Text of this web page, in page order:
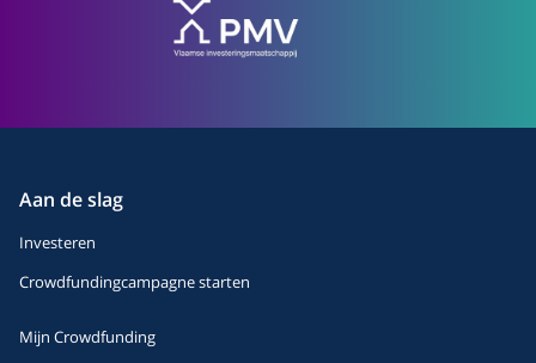
Aan de slag
Investeren
Crowdfundingcampagne starten
Mijn Crowdfunding